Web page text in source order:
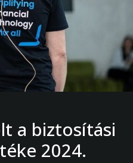
a biztosítási
2024.